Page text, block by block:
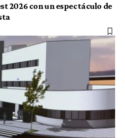
2026 con un espectáculo de